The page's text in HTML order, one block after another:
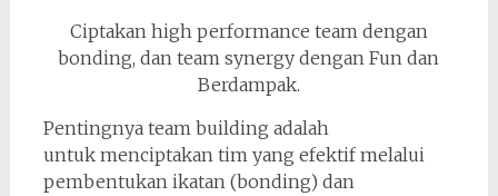
Ciptakan high performance team dengan
bonding, dan team synergy dengan Fun dan
Berdampak.
Pentingnya team building adalah
untuk menciptakan tim yang efektif melalui
pembentukan ikatan (bonding) dan